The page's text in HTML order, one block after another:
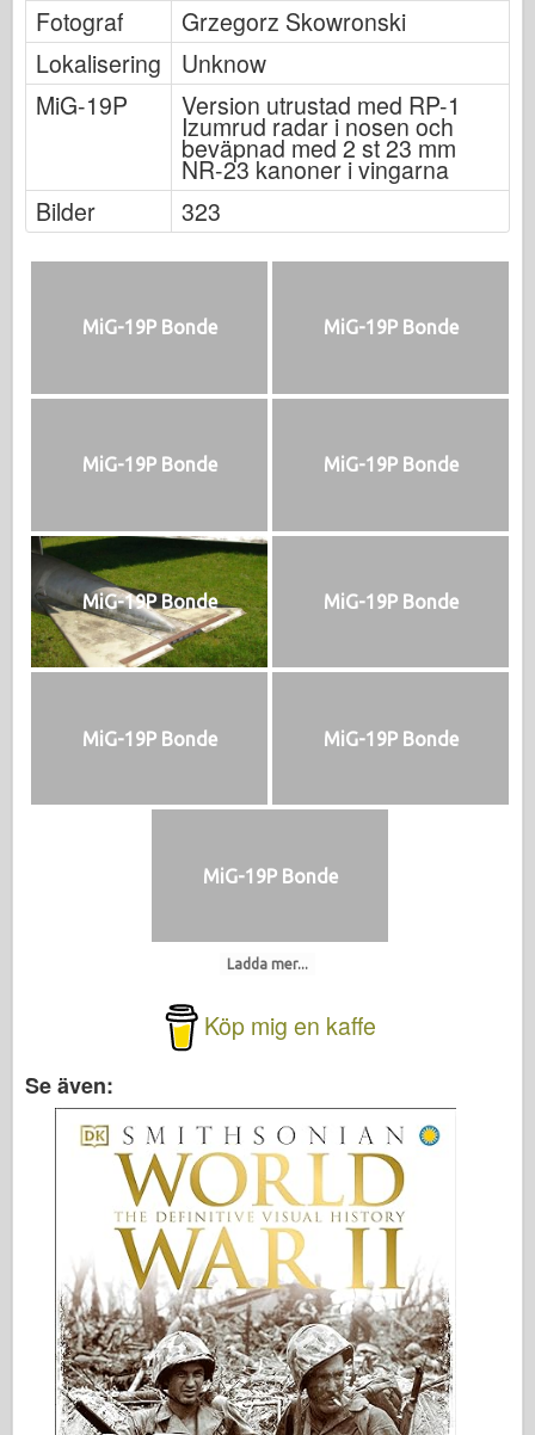
Fotograf
Grzegorz Skowronski
Lokalisering
Unknow
MiG-19P
Version utrustad med RP-1
Izumrud radar i nosen och
beväpnad med 2 st 23 mm
NR-23 kanoner i vingarna
Bilder
323
MiG-19P Bonde MiG-19P Bonde
MiG-19P Bonde MiG-19P Bonde
MiG-19P Bonde MiG-19P Bonde
MiG-19P Bonde MiG-19P Bonde
MiG-19P Bonde
Ladda mer...
Köp mig en kaffe
Se även: